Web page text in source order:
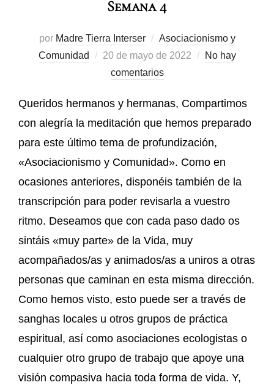
Semana 4
por Madre Tierra Interser
Asociacionismo y
Comunidad
20 de mayo de 2022
No hay
comentarios
Queridos hermanos y hermanas, Compartimos
con alegría la meditación que hemos preparado
para este último tema de profundización,
«Asociacionismo y Comunidad». Como en
ocasiones anteriores, disponéis también de la
transcripción para poder revisarla a vuestro
ritmo. Deseamos que con cada paso dado os
sintáis «muy parte» de la Vida, muy
acompañados/as y animados/as a uniros a otras
personas que caminan en esta misma dirección.
Como hemos visto, esto puede ser a través de
sanghas locales u otros grupos de práctica
espiritual, así como asociaciones ecologistas o
cualquier otro grupo de trabajo que apoye una
visión compasiva hacia toda forma de vida. Y,